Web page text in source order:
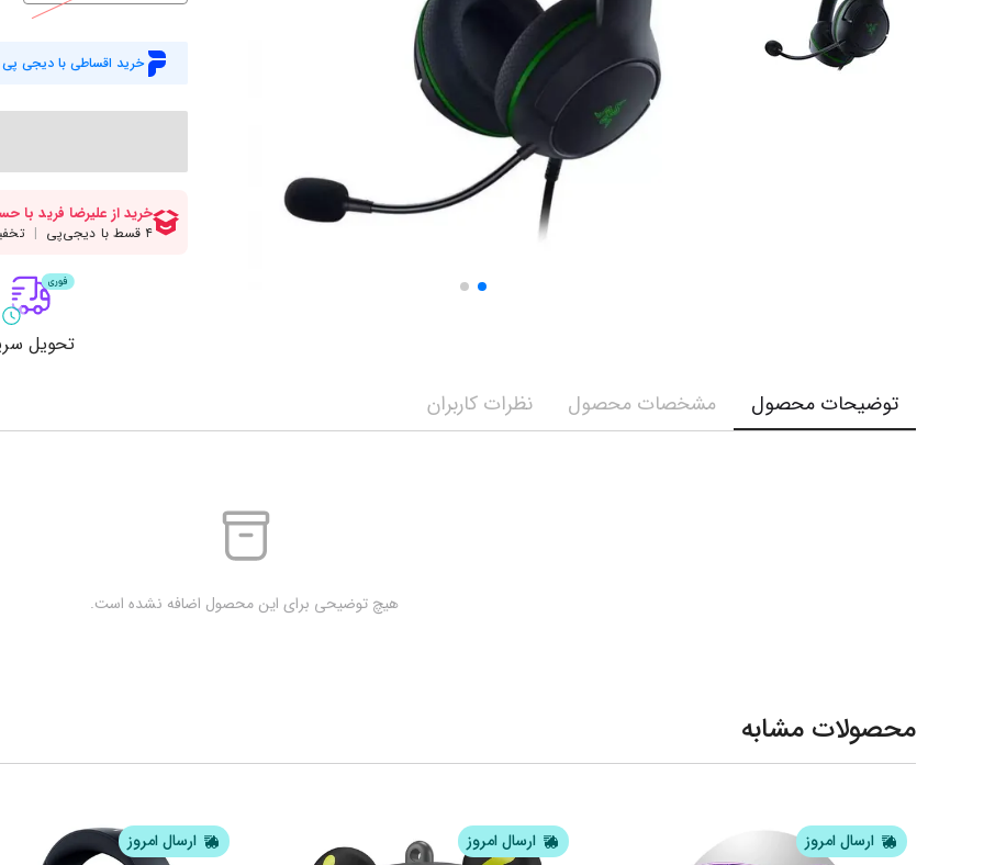
کابل‌ها
خرید اقساطی با دیجی پی
تحویل
توضیحات محصول مشخصات محصول نظرات کاربران
هیچ توضیحی برای این محصول اضافه نشده است.
محصولات مشابه
ارسال امروز ارسال امروز ارسال امروز